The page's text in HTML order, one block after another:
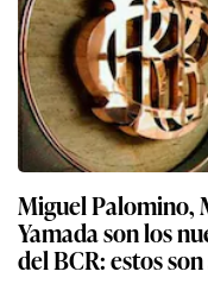
Miguel Palomino,
Yamada son los
del BCR: estos